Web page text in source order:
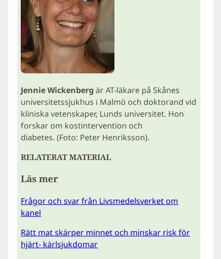
Jennie Wickenberg är AT-läkare på Skånes
universitetssjukhus i Malmö och doktorand vid
kliniska vetenskaper, Lunds universitet. Hon
forskar om kostintervention och
diabetes. (Foto: Peter Henriksson).
RELATERAT MATERIAL
Läs mer
Frågor och svar från Livsmedelsverket om
kanel
Rätt mat skärper minnet och minskar risk för
hjärt- kärlsjukdomar